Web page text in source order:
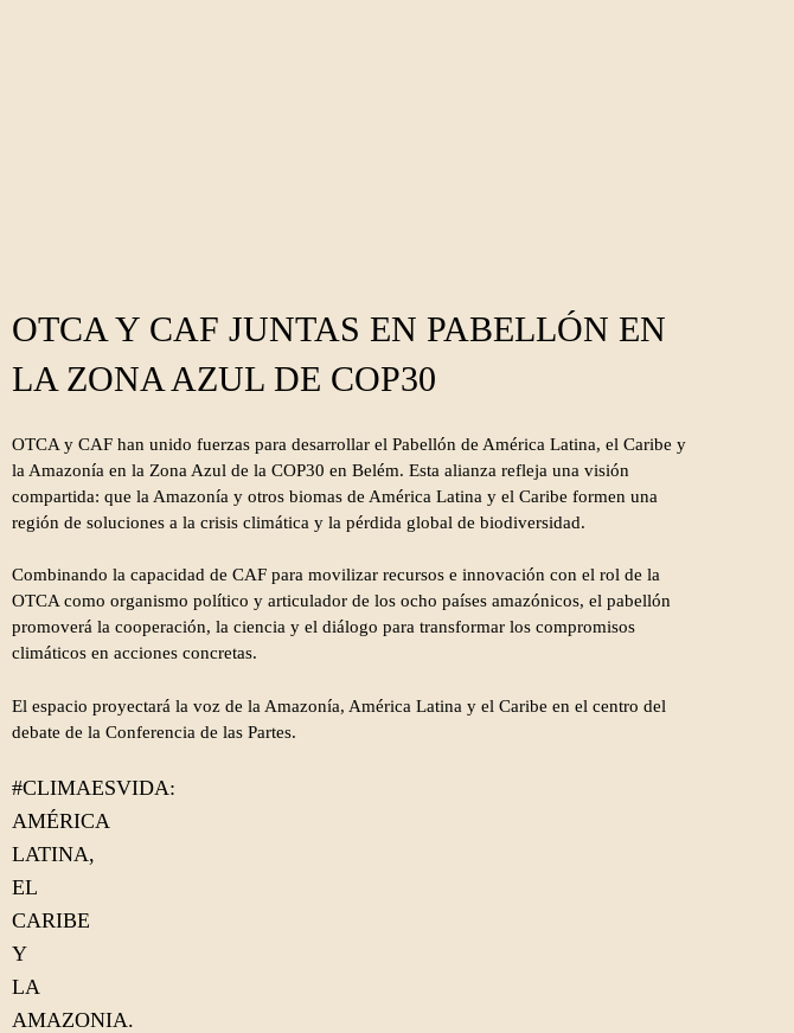
OTCA Y CAF JUNTAS EN PABELLÓN EN
LA ZONA AZUL DE COP30
OTCA y CAF han unido fuerzas para desarrollar el Pabellón de América Latina, el Caribe y
la Amazonía en la Zona Azul de la COP30 en Belém. Esta alianza refleja una visión
compartida: que la Amazonía y otros biomas de América Latina y el Caribe formen una
región de soluciones a la crisis climática y la pérdida global de biodiversidad.
Combinando la capacidad de CAF para movilizar recursos e innovación con el rol de la
OTCA como organismo político y articulador de los ocho países amazónicos, el pabellón
promoverá la cooperación, la ciencia y el diálogo para transformar los compromisos
climáticos en acciones concretas.
El espacio proyectará la voz de la Amazonía, América Latina y el Caribe en el centro del
debate de la Conferencia de las Partes.
#CLIMAESVIDA:
AMÉRICA
LATINA,
EL
CARIBE
Y
LA
AMAZONIA.